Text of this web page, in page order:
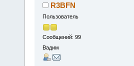
R3BFN
Пользователь
Сообщений: 99
Вадим